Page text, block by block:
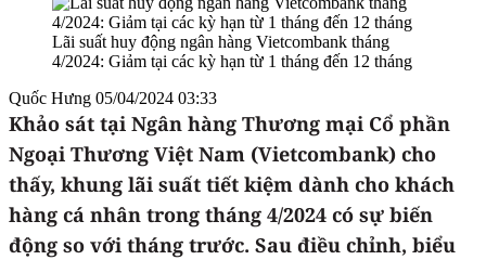
Lãi suất huy động ngân hàng Vietcombank tháng
4/2024: Giảm tại các kỳ hạn từ 1 tháng đến 12 tháng
Quốc Hưng 05/04/2024 03:33
Khảo sát tại Ngân hàng Thương mại Cổ phần
Ngoại Thương Việt Nam (Vietcombank) cho
thấy, khung lãi suất tiết kiệm dành cho khách
hàng cá nhân trong tháng 4/2024 có sự biến
động so với tháng trước. Sau điều chỉnh, biểu